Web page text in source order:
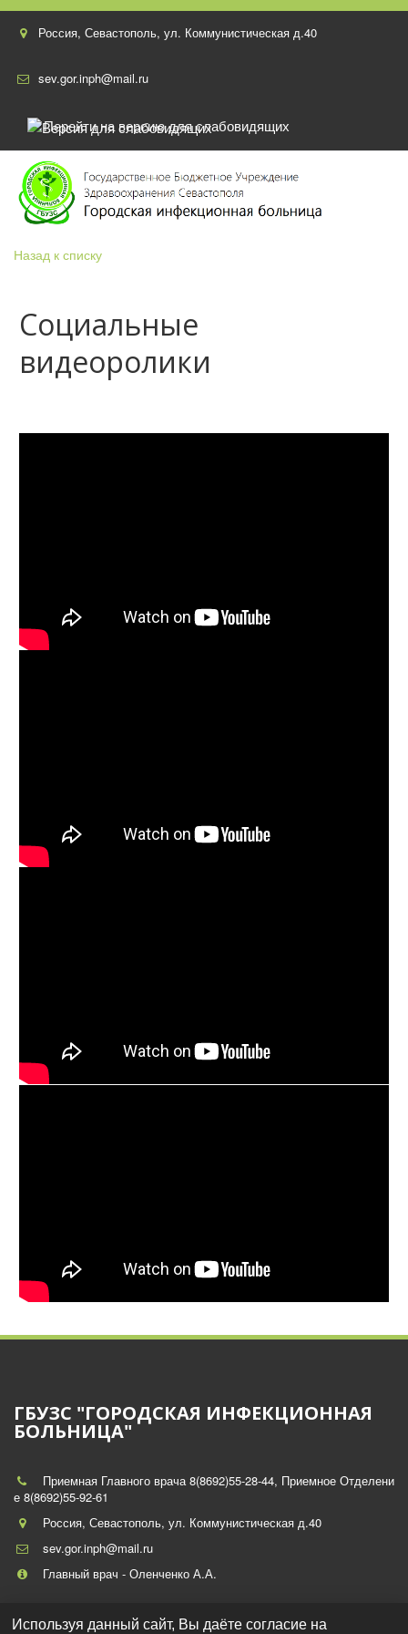
Россия, Севастополь, ул. Коммунистическая д.40
sev.gor.inph@mail.ru
Перейти на версию для слабовидящих
Назад к списку
Социальные
видеоролики
ГБУЗС "ГОРОДСКАЯ ИНФЕКЦИОННАЯ
БОЛЬНИЦА"
Приемная Главного врача 8(8692)55-28-44, Приемное Отделени
е 8(8692)55-92-61
Россия, Севастополь, ул. Коммунистическая д.40
sev.gor.inph@mail.ru
Главный врач - Оленченко А.А.
Используя данный сайт, Вы даёте согласие на